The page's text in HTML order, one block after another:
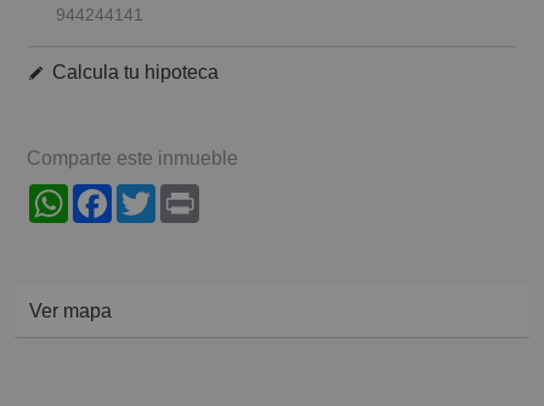
944244141
Calcula tu hipoteca
Comparte este inmueble
WhatsAppFacebook
Twitter
Ver mapa